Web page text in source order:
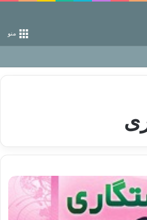
منو
دوری وکناره‌گیری از راه خداست‌!